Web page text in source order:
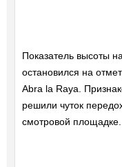
Показатель высоты
остановился на
Abra la Raya.
решили чуток
смотровой площадке.